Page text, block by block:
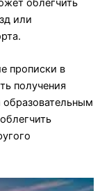
облегчить
или
прописки в
получения
образовательным